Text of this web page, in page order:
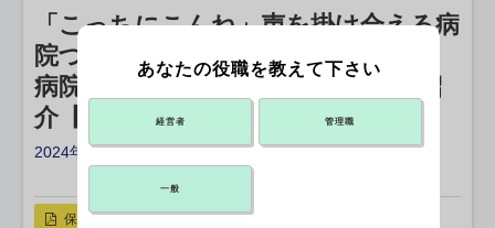
「こっちにこんね」声を掛け合える病
院づくり 南川整形外科病院
病院広報アワード2024 エントリー紹
介【広報誌部門】
2024年05月02日 06:03
保存
あなたの役職を教えて下さい
経営者 管理職
一般